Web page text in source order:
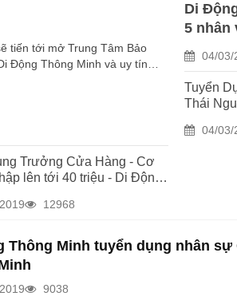
tiến tới mở Trung Tâm Bảo
Động Thông Minh và uy tín
Di
5 nhân
viên
tester -
04/03/
Tuyển
Thái
04/03/
Trưởng Cửa Hàng - Cơ
lên tới 40 triệu - Di Động
12968
Thông Minh tuyển dụng nhân sự
9038